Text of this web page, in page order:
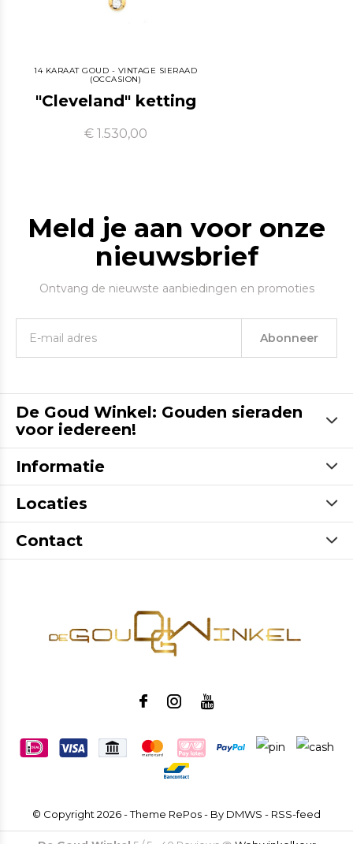
14 KARAAT GOUD - VINTAGE SIERAAD
(OCCASION)
"Cleveland" ketting
€ 1.530,00
Meld je aan voor onze
nieuwsbrief
Ontvang de nieuwste aanbiedingen en promoties
Abonneer
De Goud Winkel: Gouden sieraden
voor iedereen!
Informatie
Locaties
Contact
© Copyright 2026- Theme RePos - By DMWS - RSS-feed